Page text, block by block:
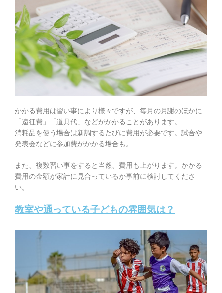
かかる費用は習い事により様々ですが、毎月の月謝のほかに
「遠征費」「道具代」などがかかることがあります。
消耗品を使う場合は新調するたびに費用が必要です。試合や
発表会などに参加費がかかる場合も。
また、複数習い事をすると当然、費用も上がります。かかる
費用の金額が家計に見合っているか事前に検討してくださ
い。
教室や通っている子どもの雰囲気は？